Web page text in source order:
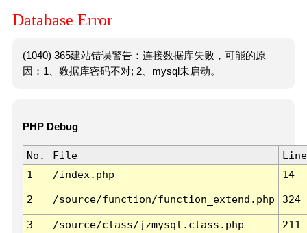
Database Error
(1040) 365建站错误警告：连接数据库失败，可能的原
因：1、数据库密码不对; 2、mysql未启动。
PHP Debug
No. File
Line
1
/index.php 14
2 /source/function/function_extend.php 324
3 /source/class/jzmysql.class.php
211